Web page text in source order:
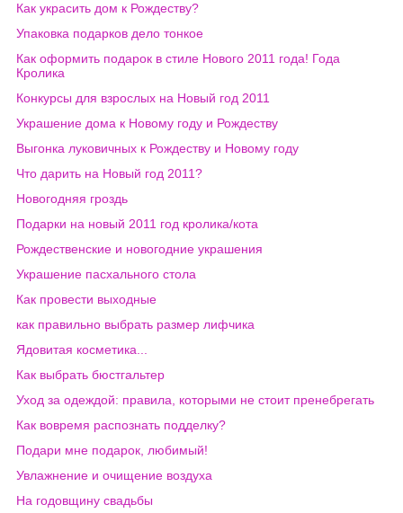
Как украсить дом к Рождеству?
Упаковка подарков дело тонкое
Как оформить подарок в стиле Нового 2011 года! Года
Кролика
Конкурсы для взрослых на Новый год 2011
Украшение дома к Новому году и Рождеству
Выгонка луковичных к Рождеству и Новому году
Что дарить на Новый год 2011?
Новогодняя гроздь
Подарки на новый 2011 год кролика/кота
Рождественские и новогодние украшения
Украшение пасхального стола
Как провести выходные
как правильно выбрать размер лифчика
Ядовитая косметика...
Как выбрать бюстгальтер
Уход за одеждой: правила, которыми не стоит пренебрегать
Как вовремя распознать подделку?
Подари мне подарок, любимый!
Увлажнение и очищение воздуха
На годовщину свадьбы